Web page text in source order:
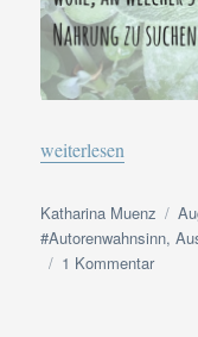
weiterlesen
Autor
Katharina Muenz
am
#Autorenwahnsinn,
1 Kommentarzu